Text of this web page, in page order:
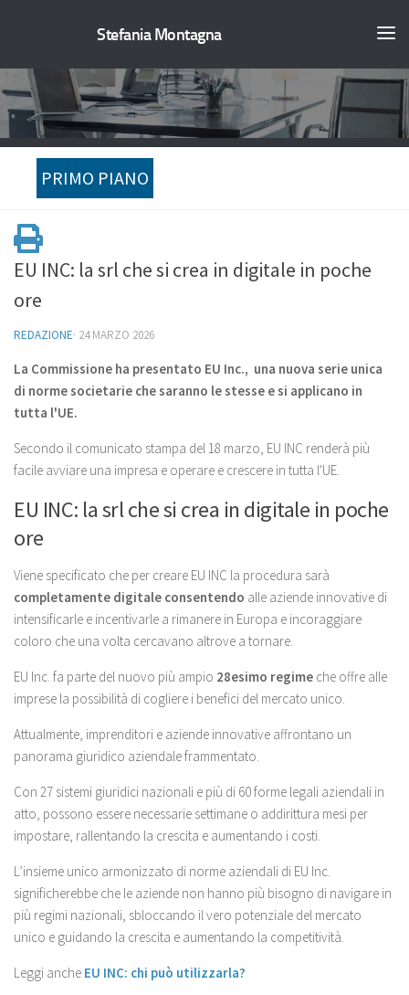
Stefania Montagna
PRIMO PIANO
EU INC: la srl che si crea in digitale in poche
ore
REDAZIONE· 24 MARZO 2026
La Commissione ha presentato EU Inc., una nuova serie unica
di norme societarie che saranno le stesse e si applicano in
tutta l'UE.
Secondo il comunicato stampa del 18 marzo, EU INC renderà più
facile avviare una impresa e operare e crescere in tutta l'UE.
EU INC: la srl che si crea in digitale in poche
ore
Viene specificato che per creare EU INC la procedura sarà
completamente digitale consentendo alle aziende innovative di
intensificarle e incentivarle a rimanere in Europa e incoraggiare
coloro che una volta cercavano altrove a tornare.
EU Inc. fa parte del nuovo più ampio 28esimo regime che offre alle
imprese la possibilità di cogliere i benefici del mercato unico.
Attualmente, imprenditori e aziende innovative affrontano un
panorama giuridico aziendale frammentato.
Con 27 sistemi giuridici nazionali e più di 60 forme legali aziendali in
atto, possono essere necessarie settimane o addirittura mesi per
impostare, rallentando la crescita e aumentando i costi.
L’insieme unico armonizzato di norme aziendali di EU Inc.
significherebbe che le aziende non hanno più bisogno di navigare in
più regimi nazionali, sbloccando il vero potenziale del mercato
unico e guidando la crescita e aumentando la competitività.
Leggi anche EU INC: chi può utilizzarla?